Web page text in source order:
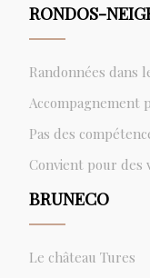
RONDOS-
Randonnées dans
Accompagnement
Pas des
Convient pour des
BRUNECO
Le château Tures